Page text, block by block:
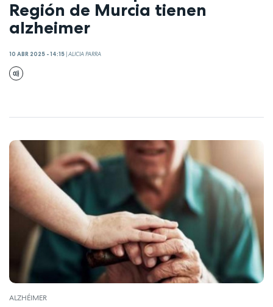
Región de Murcia tienen
alzheimer
10 ABR 2025 - 14:15 |ALICIA PARRA
ALZHÉIMER